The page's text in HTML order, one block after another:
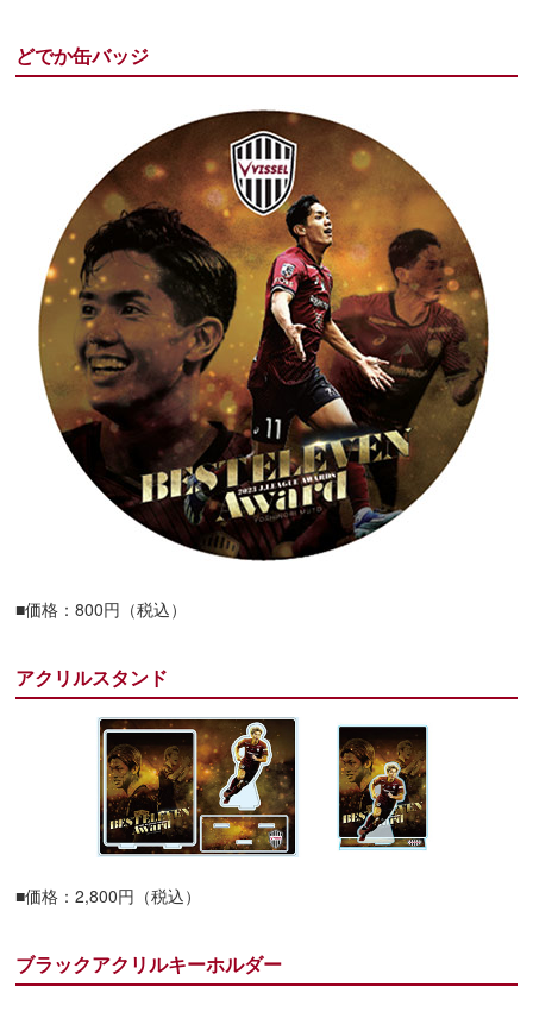
どでか缶バッジ
■価格：800円（税込）
アクリルスタンド
■価格：2,800円（税込）
ブラックアクリルキーホルダー